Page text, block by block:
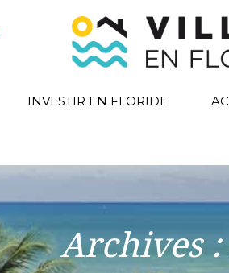
INVESTIR EN FLORIDE
Archives :